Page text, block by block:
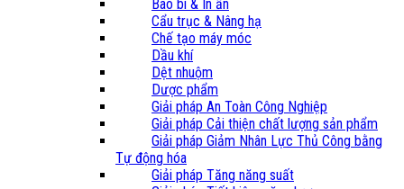
Bao bì & In ấn
Cẩu trục & Nâng hạ
Chế tạo máy móc
Dầu khí
Dệt nhuộm
Dược phẩm
Giải pháp An Toàn Công Nghiệp
Giải pháp Cải thiện chất lượng sản phẩm
Giải pháp Giảm Nhân Lực Thủ Công bằng
Tự động hóa
Giải pháp Tăng năng suất